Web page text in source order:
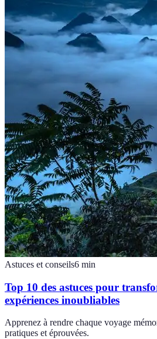
Astuces et conseils6 min
Top 10 des astuces pour
expériences inoubliables
Apprenez à rendre chaque voyage
pratiques et éprouvées.